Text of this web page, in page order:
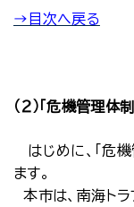
→目次へ戻る
（２）「危機管理体
はじめに、「危
ます。
本市は、南海ト